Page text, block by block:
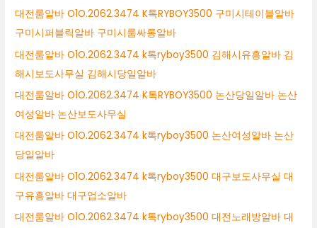
대전룸알바 O1O.2062.3474 K톡RYBOY3500 구미시테이블알바
구미시퍼블릭알바 구미시룸싸롱알바
대전룸알바 O1O.2062.3474 k톡ryboy3500 김해시유흥알바 김
해시보도사무실 김해시당일알바
대전룸알바 O1O.2062.3474 K톡RYBOY3500 논산당일알바 논산
여성알바 논산보도사무실
대전룸알바 O1O.2062.3474 k톡ryboy3500 논산여성알바 논산
당일알바
대전룸알바 O1O.2062.3474 k톡ryboy3500 대구보도사무실 대
구유흥알바 대구업소알바
대전룸알바 O1O.2062.3474 k톡ryboy3500 대전노래방알바 대